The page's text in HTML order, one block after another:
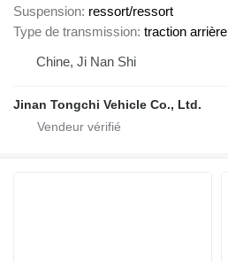
Suspension ressort/ressort
Type de transmission traction arrière
Chine, Ji Nan Shi
Jinan Tongchi Vehicle Co., Ltd.